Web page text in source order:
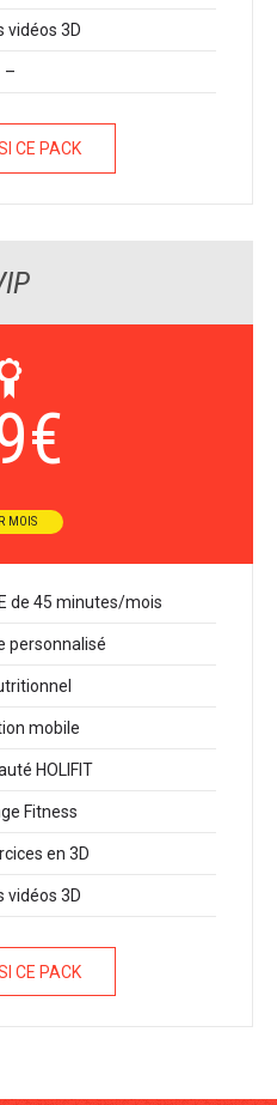
vidéos 3D
–
CE PACK
€
MOIS
de 45 minutes/mois
personnalisé
mobile
HOLIFIT
Fitness
en 3D
vidéos 3D
CE PACK